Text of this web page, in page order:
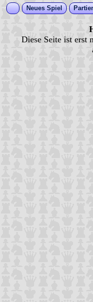
Neues Spiel
Diese Seite ist erst